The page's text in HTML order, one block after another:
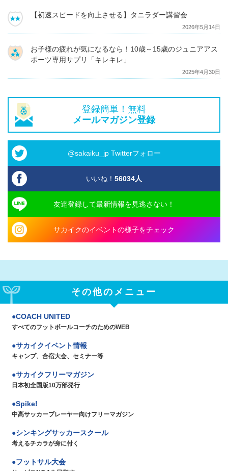
【初速スピードを向上させる】タニラダー講習会
2026年5月14日
お子様の疲れが気になるなら！10歳～15歳のジュニアアス
ポーツ専用サプリ「キレキレ」
2025年4月30日
登録簡単！無料
メールマガジン登録
@sakaiku_jp Twitterフォロー
いいね！ 56034人
友達登録して最新情報を見逃さない！
サカイクのイベントの様子をチェック
その他のメニュー
COACH UNITED
すべてのフットボールコーチのためのWEB
サカイクイベント情報
キャンプ、合宿大会、セミナー等
サカイクフリーマガジン
日本初全国版10万部発行
Spike!
中高サッカープレーヤー向けフリーマガジン
シンキングサッカースクール
考えるチカラが身に付く
フットサル大会